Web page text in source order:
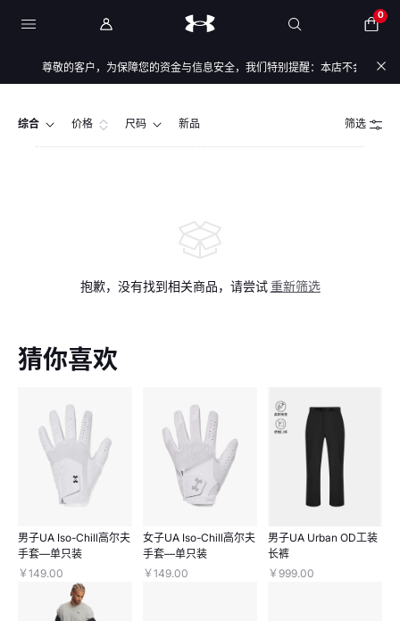
0
尊敬的客户，为保障您的资金与信息安全，我们特别提醒：本店不会开展
综合 价格 尺码 新品 筛选
抱歉，没有找到相关商品，请尝试 重新筛选
猜你喜欢
男子UA Iso-Chill高尔夫
手套—单只装
￥149.00
女子UA Iso-Chill高尔夫
手套—单只装
￥149.00
男子UA Urban OD工装
长裤
￥999.00